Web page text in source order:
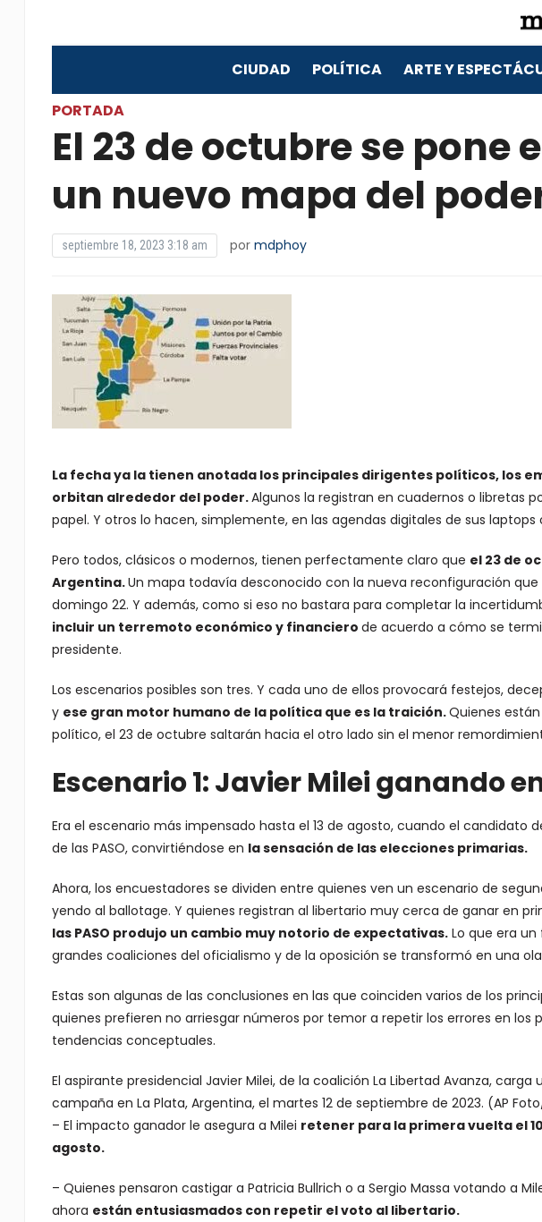
CIUDAD POLÍTICA ARTE Y
PORTADA
El 23 de octubre se pone
un nuevo mapa del
septiembre 18, 2023 3:18 am por mdphoy
La fecha ya la tienen anotada los principales dirigentes políticos, los
orbitan alrededor del poder.Algunos la registran en cuadernos o libretas
papel. Y otros lo hacen, simplemente, en las agendas digitales de sus
Pero todos, clásicos o modernos, tienen perfectamente claro que el 23 de
Argentina.Un mapa todavía desconocido con la nueva reconfiguración
domingo 22. Y además, como si eso no bastara para completar la
incluir un terremoto económico y financiero de acuerdo a cómo se
presidente.
Los escenarios posibles son tres. Y cada uno de ellos provocará festejos,
y ese gran motor humano de la política que es la traición.Quienes
político, el 23 de octubre saltarán hacia el otro lado sin el menor
Escenario 1: Javier Milei ganando
Era el escenario más impensado hasta el 13 de agosto, cuando el candidato
de las PASO, convirtiéndose en la sensación de las elecciones primarias.
Ahora, los encuestadores se dividen entre quienes ven un escenario de
yendo al ballotage. Y quienes registran al libertario muy cerca de ganar en
las PASO produjo un cambio muy notorio de expectativas.Lo que era un
grandes coaliciones del oficialismo y de la oposición se transformó en una
Estas son algunas de las conclusiones en las que coinciden varios de los
quienes prefieren no arriesgar números por temor a repetir los errores en los
tendencias conceptuales.
El aspirante presidencial Javier Milei, de la coalición La Libertad Avanza,
campaña en La Plata, Argentina, el martes 12 de septiembre de 2023. (AP
– El impacto ganador le asegura a Milei retener para la primera vuelta el
agosto.
– Quienes pensaron castigar a Patricia Bullrich o a Sergio Massa votando a
ahora están entusiasmados con repetir el voto al libertario.